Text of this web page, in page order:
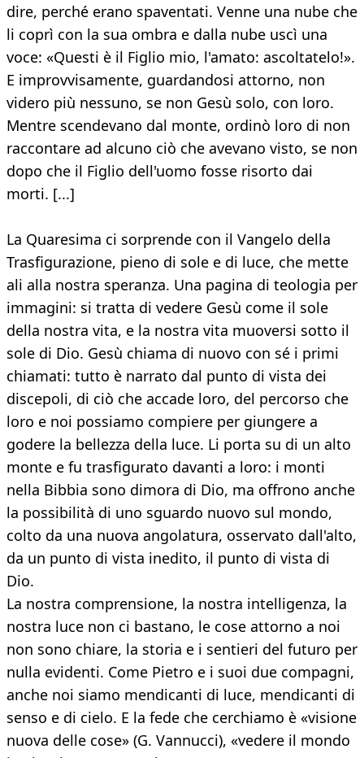
dire, perché erano spaventati. Venne una nube che
li coprì con la sua ombra e dalla nube uscì una
voce: «Questi è il Figlio mio, l'amato: ascoltatelo!».
E improvvisamente, guardandosi attorno, non
videro più nessuno, se non Gesù solo, con loro.
Mentre scendevano dal monte, ordinò loro di non
raccontare ad alcuno ciò che avevano visto, se non
dopo che il Figlio dell'uomo fosse risorto dai
morti. [...]
La Quaresima ci sorprende con il Vangelo della
Trasfigurazione, pieno di sole e di luce, che mette
ali alla nostra speranza. Una pagina di teologia per
immagini: si tratta di vedere Gesù come il sole
della nostra vita, e la nostra vita muoversi sotto il
sole di Dio. Gesù chiama di nuovo con sé i primi
chiamati: tutto è narrato dal punto di vista dei
discepoli, di ciò che accade loro, del percorso che
loro e noi possiamo compiere per giungere a
godere la bellezza della luce. Li porta su di un alto
monte e fu trasfigurato davanti a loro: i monti
nella Bibbia sono dimora di Dio, ma offrono anche
la possibilità di uno sguardo nuovo sul mondo,
colto da una nuova angolatura, osservato dall'alto,
da un punto di vista inedito, il punto di vista di
Dio.
La nostra comprensione, la nostra intelligenza, la
nostra luce non ci bastano, le cose attorno a noi
non sono chiare, la storia e i sentieri del futuro per
nulla evidenti. Come Pietro e i suoi due compagni,
anche noi siamo mendicanti di luce, mendicanti di
senso e di cielo. E la fede che cerchiamo è «visione
nuova delle cose» (G. Vannucci), «vedere il mondo